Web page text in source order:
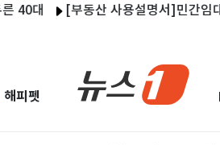
[부동산 사용설명서]민간임대업자
해피펫